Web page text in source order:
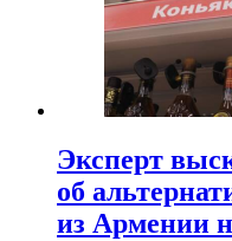
Эксперт
об
из Армении